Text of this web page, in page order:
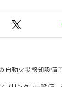
自動火災報知設備